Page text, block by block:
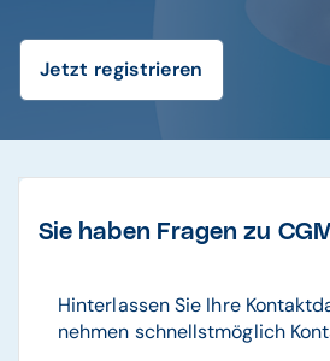
Jetzt registrieren
Sie haben Fragen zu
Hinterlassen Sie Ihre
nehmen schnellstmöglich